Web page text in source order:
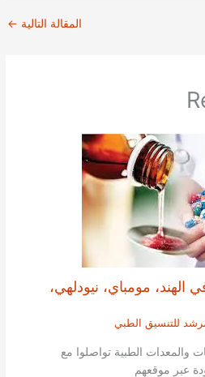
المقالة التالية ←
الهند، مومباي، نيودلهي،
للتنسيق الطبي
والمعدات الطبية تواصلوا مع
عبر موقعهم